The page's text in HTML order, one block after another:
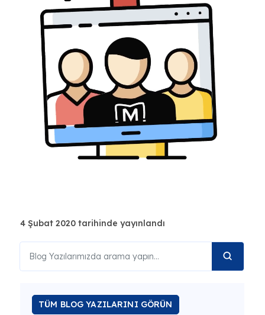
4 Şubat 2020 tarihinde yayınlandı
TÜM BLOG YAZILARINI GÖRÜN